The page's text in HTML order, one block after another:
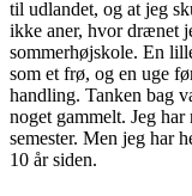
til udlandet, og at jeg
ikke aner, hvor drænet
sommerhøjskole. En
som et frø, og en uge
handling. Tanken bag
noget gammelt. Jeg
semester. Men jeg har
10 år siden.